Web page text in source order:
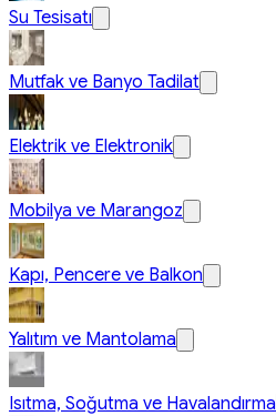
Su Tesisatı
Mutfak ve Banyo Tadilat
Elektrik ve Elektronik
Mobilya ve Marangoz
Kapı, Pencere ve Balkon
Yalıtım ve Mantolama
Isıtma, Soğutma ve Havalandırma